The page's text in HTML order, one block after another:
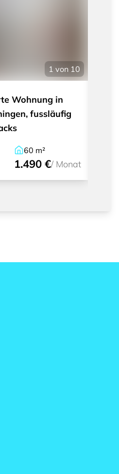
1 von 10
Wohnung in
fussläufig
60 m²
1.490 €/ Monat